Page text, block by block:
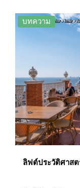
ของประเทศจีน
แห่งนี้ได้ชื่อว่า
บทความ
ลิฟต์ประวัติศาสต